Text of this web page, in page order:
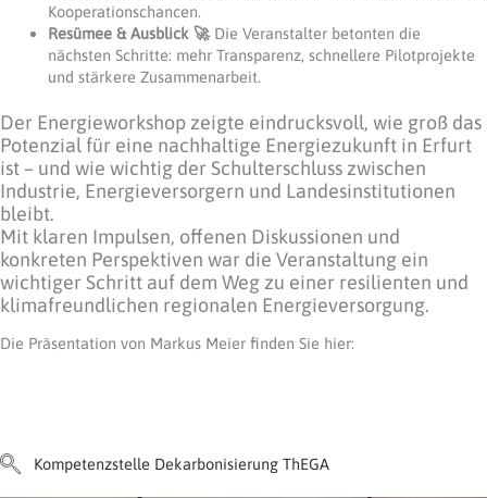
Kooperationschancen.
Resümee & Ausblick 🚀Die Veranstalter betonten die
nächsten Schritte: mehr Transparenz, schnellere Pilotprojekte
und stärkere Zusammenarbeit.
Der Energieworkshop zeigte eindrucksvoll, wie groß das
Potenzial für eine nachhaltige Energiezukunft in Erfurt
ist – und wie wichtig der Schulterschluss zwischen
Industrie, Energieversorgern und Landesinstitutionen
bleibt.
Mit klaren Impulsen, offenen Diskussionen und
konkreten Perspektiven war die Veranstaltung ein
wichtiger Schritt auf dem Weg zu einer resilienten und
klimafreundlichen regionalen Energieversorgung.
Die Präsentation von Markus Meier finden Sie hier:
Kompetenzstelle Dekarbonisierung ThEGA